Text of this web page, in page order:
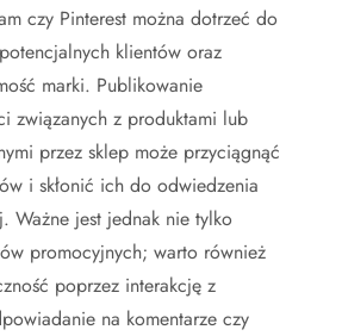
czy Pinterest można dotrzeć do
klientów oraz
marki. Publikowanie
związanych z produktami lub
przez sklep może przyciągnąć
i skłonić ich do odwiedzenia
Ważne jest jednak nie tylko
promocyjnych; warto również
poprzez interakcję z
na komentarze czy